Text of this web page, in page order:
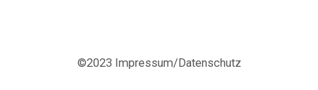
©2023 Impressum/Datenschutz